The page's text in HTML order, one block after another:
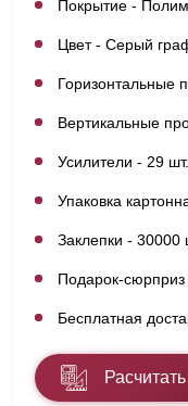
Покрытие -
Цвет - Серый
Горизонтальные
Вертикальные
Усилители - 29 шт.
Упаковка
Заклепки - 30000
Подарок-сюрприз
Бесплатная